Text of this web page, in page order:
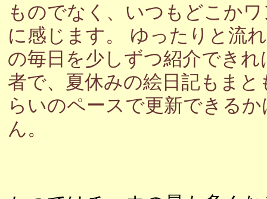
ものでなく、いつもどこか
に感じます。 ゆったりと流
の毎日を少しずつ紹介でき
者で、夏休みの絵日記もま
らいのペースで更新できる
ん。